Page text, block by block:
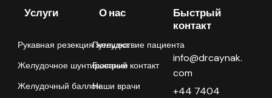
Услуги
Рукавная резекция желудка
Желудочное шунтирование
Желудочный баллон
О нас
Путешествие пациента
Быстрый контакт
Наши врачи
Быстрый
контакт
info@drcaynak.
com
+44 7404